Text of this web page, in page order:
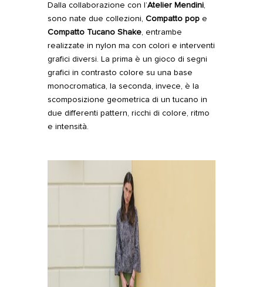
Dalla collaborazione con l’Atelier Mendini,
sono nate due collezioni, Compatto pope
Compatto Tucano Shake, entrambe
realizzate in nylon ma con colori e interventi
grafici diversi. La prima è un gioco di segni
grafici in contrasto colore su una base
monocromatica, la seconda, invece, è la
scomposizione geometrica di un tucano in
due differenti pattern, ricchi di colore, ritmo
e intensità.